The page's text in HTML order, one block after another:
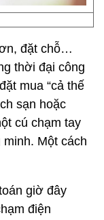
đặt chỗ…
thời đại công
mua “cả thế
sạn hoặc
cú chạm tay
Một cách
giờ đây
điện